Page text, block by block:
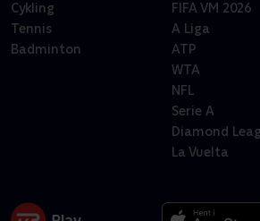
Cykling
Tennis
Badminton
FIFA VM 2026
A Liga
ATP
WTA
NFL
Serie A
Diamond
La Vuelta